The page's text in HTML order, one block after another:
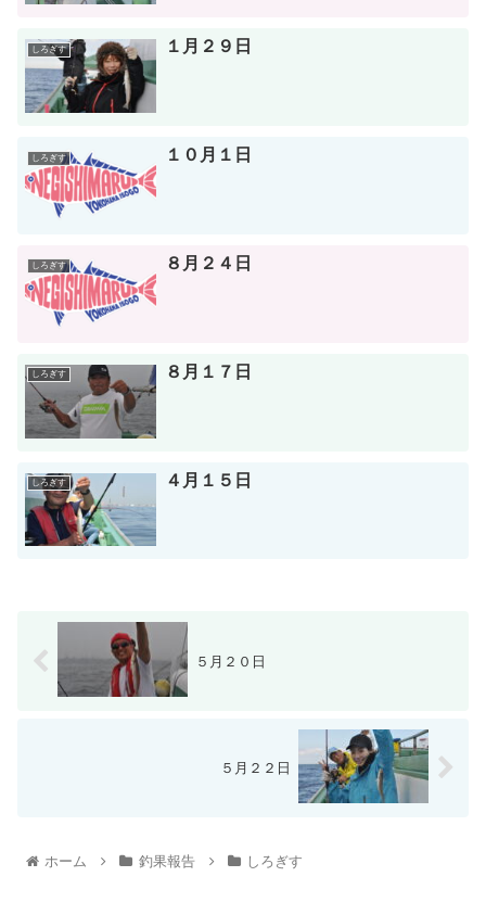
しろぎす １月２９日
しろぎす １０月１日
しろぎす ８月２４日
しろぎす ８月１７日
しろぎす ４月１５日
５月２０日
５月２２日
ホーム 釣果報告 しろぎす